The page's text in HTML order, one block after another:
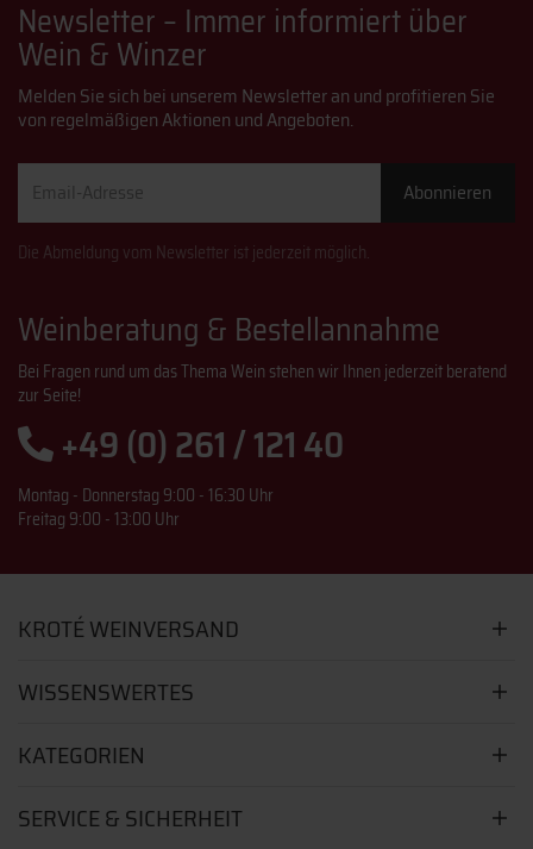
Newsletter – Immer informiert über
Wein & Winzer
Melden Sie sich bei unserem Newsletter an und profitieren Sie
von regelmäßigen Aktionen und Angeboten.
Adresse
Abonnieren
Die Abmeldung vom Newsletter ist jederzeit möglich.
Weinberatung & Bestellannahme
Bei Fragen rund um das Thema Wein stehen wir Ihnen jederzeit beratend
zur Seite!
+49 (0) 261 / 121 40
Montag - Donnerstag 9:00 - 16:30 Uhr
Freitag 9:00 - 13:00 Uhr
KROTÉ WEINVERSAND
WISSENSWERTES
KATEGORIEN
SERVICE & SICHERHEIT